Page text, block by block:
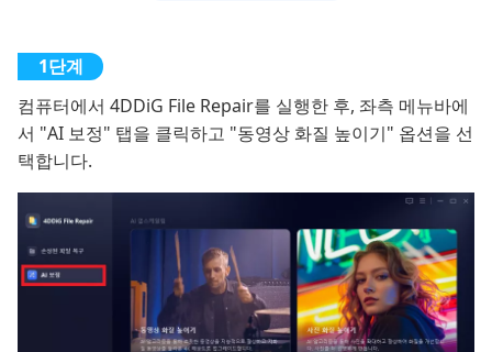
컴퓨터에서 4DDiG File Repair를 실행한 후, 좌측 메뉴바에
서 "AI 보정" 탭을 클릭하고 "동영상 화질 높이기" 옵션을 선
택합니다.